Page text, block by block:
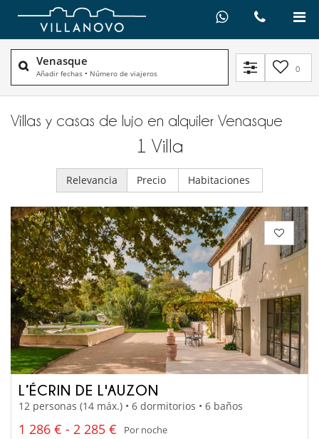
Venasque
Añadir fechas • Número de viajeros 0
Villas y casas de lujo en alquiler​ Venasque
1 Villa
Relevancia Precio Habitaciones
L’ÉCRIN DE L'AUZON
12 personas (14 máx.) • 6 dormitorios • 6 baños
1 286 € - 2 285 €
Por noche